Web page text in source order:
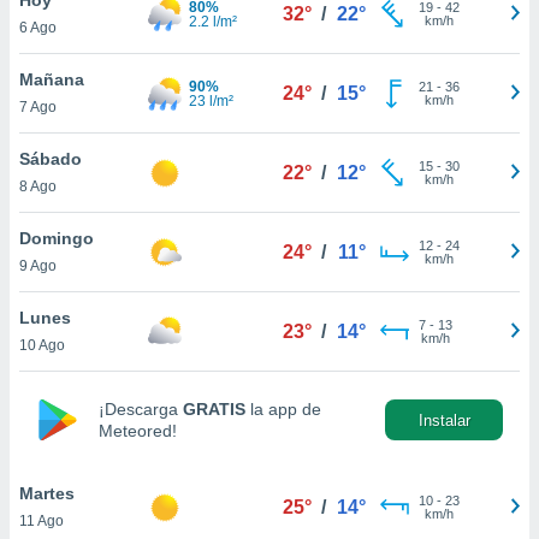
en
más
nuestra
de
aceptar
de
6 Ago
80%
2.2 l/m²
32° / 22° 19- 42
km/h
Mañana
7 Ago
90%
23 l/m²
24° / 15° 21 - 36
km/h
Sábado
8 Ago
22° / 12° 15- 30
km/h
Domingo
9 Ago
24° / 11° 12- 24
km/h
Lunes
10 Ago
23° / 14° 7- 13
km/h
¡Descarga GRATIS la app de
Meteored!
Instalar
Martes
11 Ago
25° / 14° 10- 23
km/h